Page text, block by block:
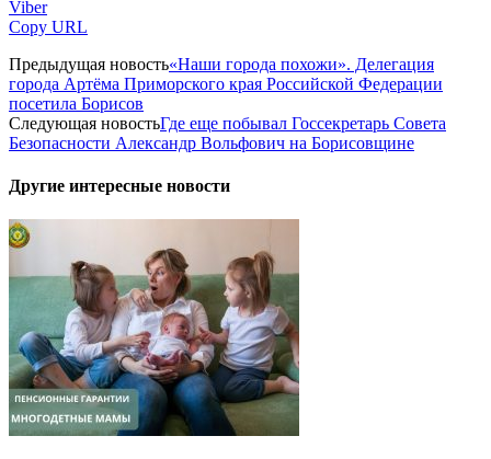
Viber
Copy URL
Предыдущая новость«Наши города похожи». Делегация
города Артёма Приморского края Российской Федерации
посетила Борисов
Следующая новостьГде еще побывал Госсекретарь Совета
Безопасности Александр Вольфович на Борисовщине
Другие интересные новости